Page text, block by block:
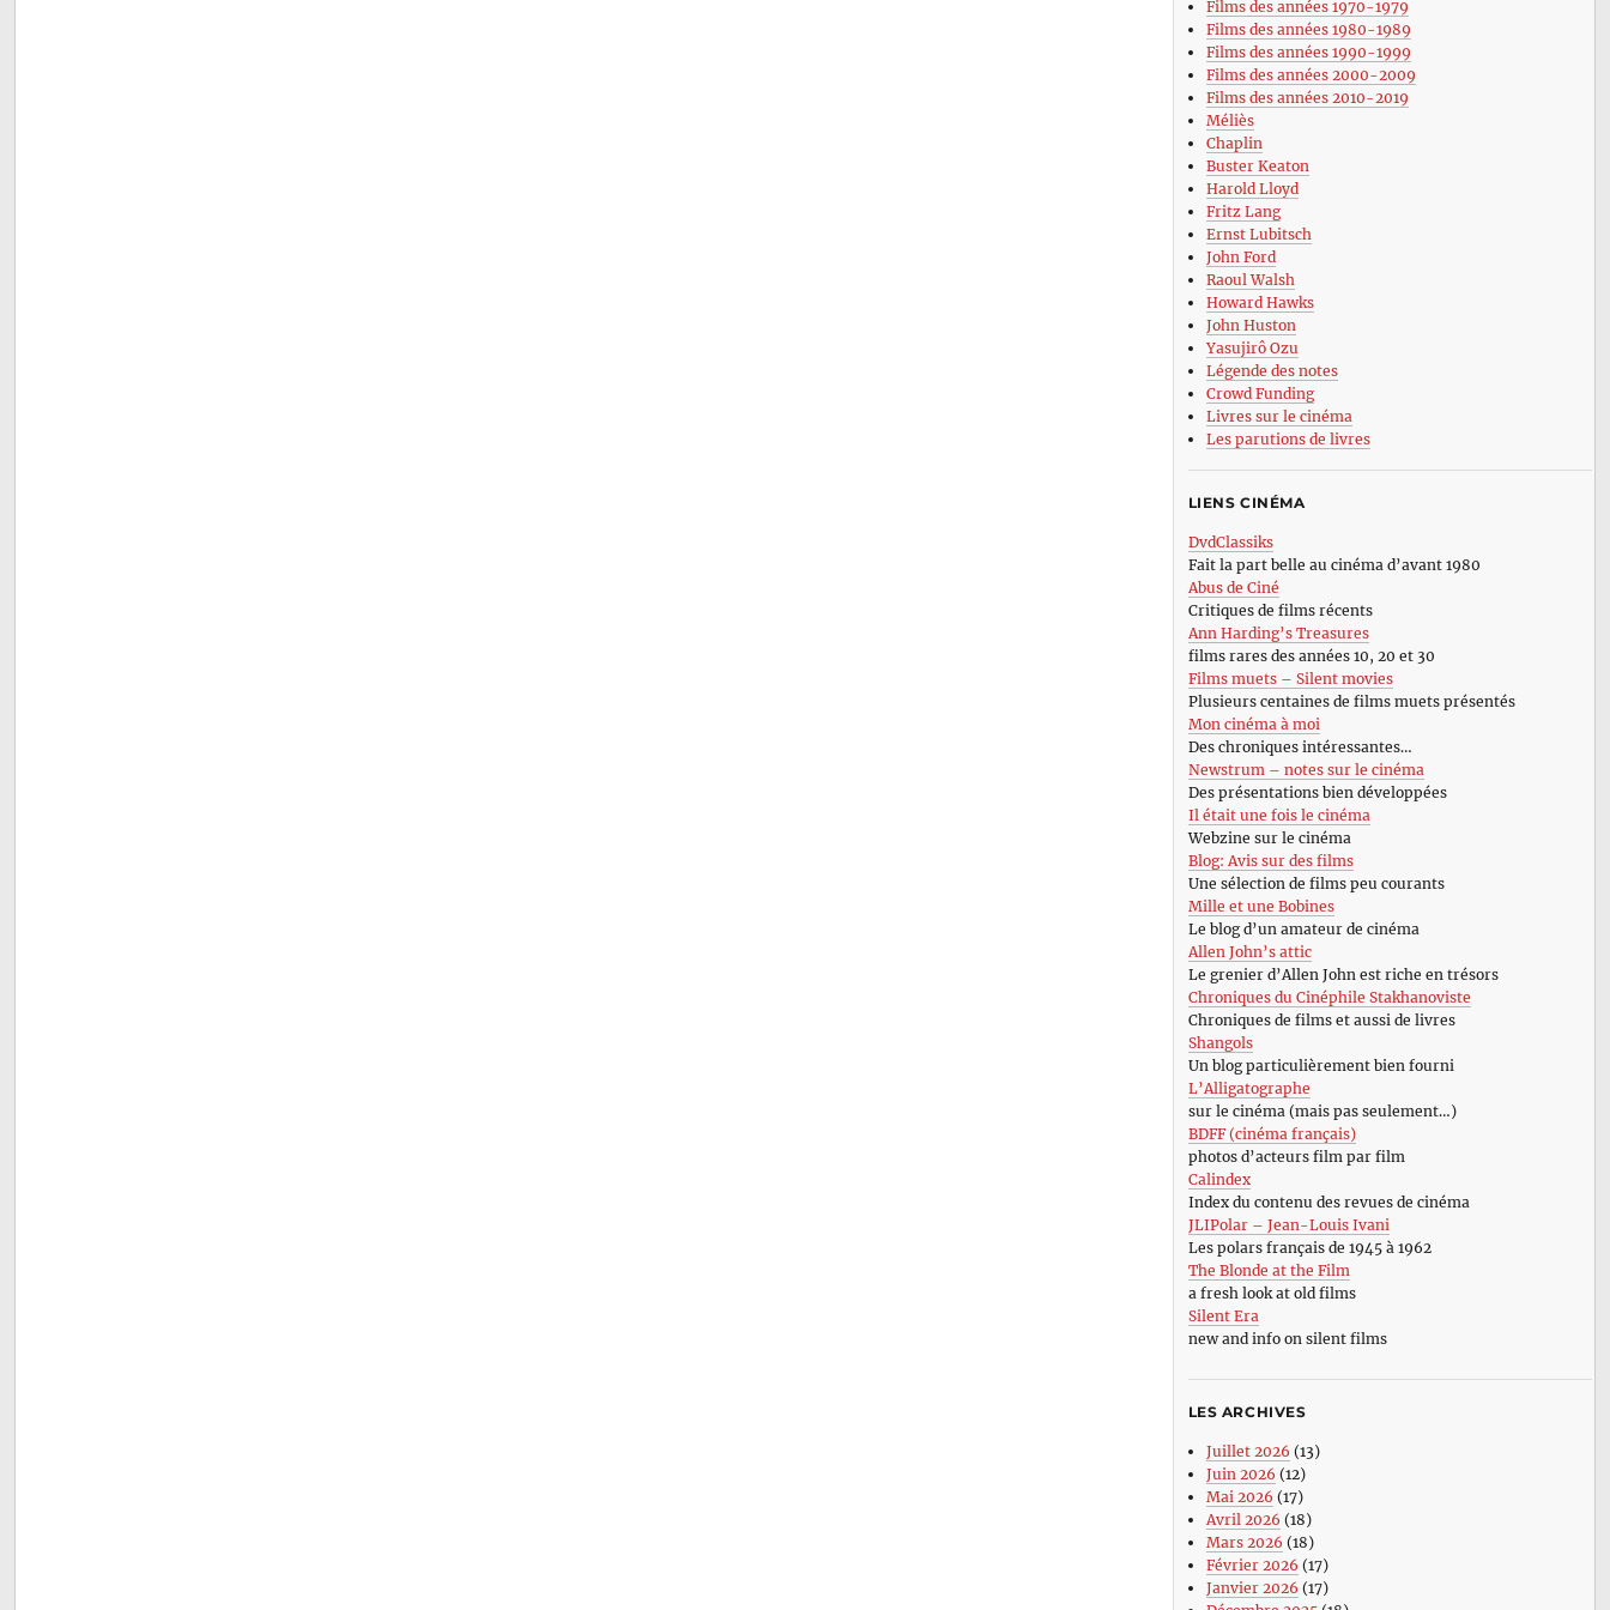
Films des années 1970-1979
Films des années 1980-1989
Films des années 1990-1999
Films des années 2000-2009
Films des années 2010-2019
Méliès
Chaplin
Buster Keaton
Harold Lloyd
Fritz Lang
Ernst Lubitsch
John Ford
Raoul Walsh
Howard Hawks
John Huston
Yasujirô Ozu
Légende des notes
Crowd Funding
Livres sur le cinéma
Les parutions de livres
LIENS CINÉMA
DvdClassiks
Fait la part belle au cinéma d’avant 1980
Abus de Ciné
Critiques de films récents
Ann Harding’s Treasures
films rares des années 10, 20 et 30
Films muets – Silent movies
Plusieurs centaines de films muets présentés
Mon cinéma à moi
Des chroniques intéressantes…
Newstrum – notes sur le cinéma
Des présentations bien développées
Il était une fois le cinéma
Webzine sur le cinéma
Blog: Avis sur des films
Une sélection de films peu courants
Mille et une Bobines
Le blog d’un amateur de cinéma
Allen John’s attic
Le grenier d’Allen John est riche en trésors
Chroniques du Cinéphile Stakhanoviste
Chroniques de films et aussi de livres
Shangols
Un blog particulièrement bien fourni
L’Alligatographe
sur le cinéma (mais pas seulement…)
BDFF (cinéma français)
photos d’acteurs film par film
Calindex
Index du contenu des revues de cinéma
JLIPolar – Jean-Louis Ivani
Les polars français de 1945 à 1962
The Blonde at the Film
a fresh look at old films
Silent Era
new and info on silent films
LES ARCHIVES
Juillet 2026 (13)
Juin 2026 (12)
Mai 2026 (17)
Avril 2026 (18)
Mars 2026 (18)
Février 2026 (17)
Janvier 2026 (17)